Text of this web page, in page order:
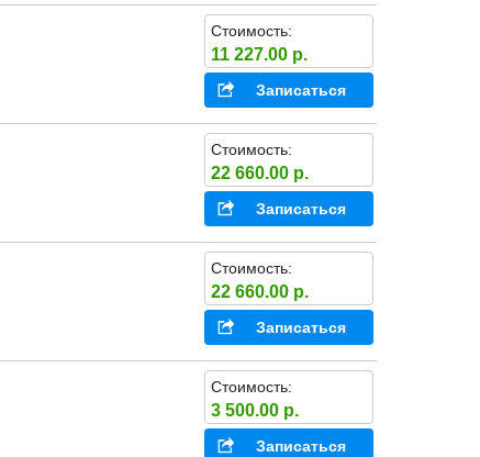
Стоимость:
11 227.00 р.
Записаться
Стоимость:
22 660.00 р.
Записаться
Стоимость:
22 660.00 р.
Записаться
Стоимость:
3 500.00 р.
Записаться